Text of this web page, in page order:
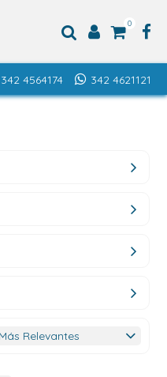
0
342 4621121
342 4564174